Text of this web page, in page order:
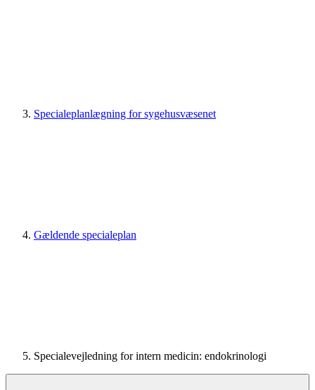
Specialeplanlægning for sygehusvæsenet
Gældende specialeplan
Specialevejledning for intern medicin: endokrinologi